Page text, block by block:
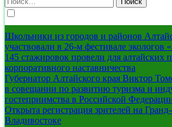
Школьники из городов и районов
участвовали в 26-м фестивале экологов
145 стажировок провели для алтайских
корпоративного наставничества
Губернатор Алтайского края Виктор
в совещании по развитию туризма и
гостеприимства в Российской
Открыта регистрация зрителей на
Владивостоке